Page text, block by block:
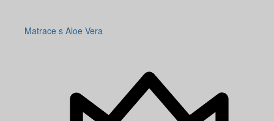
Matrace s Aloe Vera